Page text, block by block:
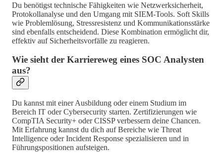
Du benötigst technische Fähigkeiten wie Netzwerksicherheit,
Protokollanalyse und den Umgang mit SIEM-Tools. Soft Skills
wie Problemlösung, Stressresistenz und Kommunikationsstärke
sind ebenfalls entscheidend. Diese Kombination ermöglicht dir,
effektiv auf Sicherheitsvorfälle zu reagieren.
Wie sieht der Karriereweg eines SOC Analysten
aus?
Du kannst mit einer Ausbildung oder einem Studium im
Bereich IT oder Cybersecurity starten. Zertifizierungen wie
CompTIA Security+ oder CISSP verbessern deine Chancen.
Mit Erfahrung kannst du dich auf Bereiche wie Threat
Intelligence oder Incident Response spezialisieren und in
Führungspositionen aufsteigen.